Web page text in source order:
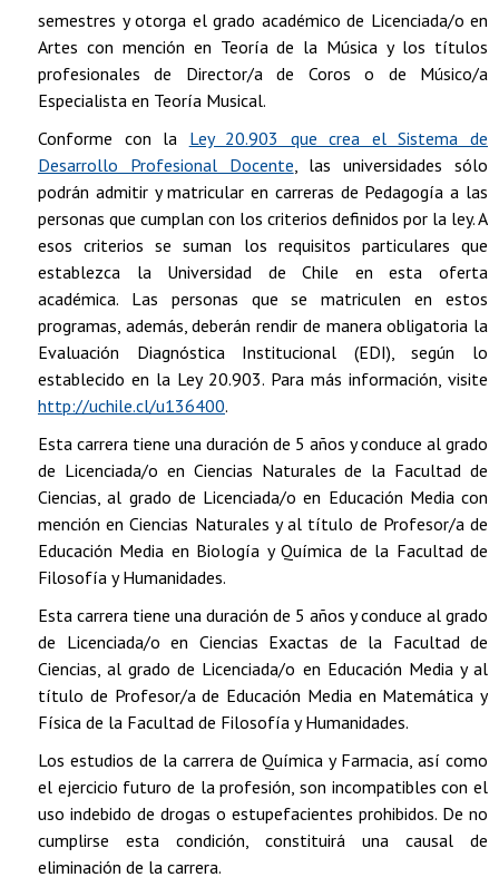
semestres y otorga el grado académico de Licenciada/o en
Artes con mención en Teoría de la Música y los títulos
profesionales de Director/a de Coros o de Músico/a
Especialista en Teoría Musical.
Conforme con la Ley 20.903 que crea el Sistema de
Desarrollo Profesional Docente, las universidades sólo
podrán admitir y matricular en carreras de Pedagogía a las
personas que cumplan con los criterios definidos por la ley. A
esos criterios se suman los requisitos particulares que
establezca la Universidad de Chile en esta oferta
académica. Las personas que se matriculen en estos
programas, además, deberán rendir de manera obligatoria la
Evaluación Diagnóstica Institucional (EDI), según lo
establecido en la Ley 20.903. Para más información, visite
http://uchile.cl/u136400.
Esta carrera tiene una duración de 5 años y conduce al grado
de Licenciada/o en Ciencias Naturales de la Facultad de
Ciencias, al grado de Licenciada/o en Educación Media con
mención en Ciencias Naturales y al título de Profesor/a de
Educación Media en Biología y Química de la Facultad de
Filosofía y Humanidades.
Esta carrera tiene una duración de 5 años y conduce al grado
de Licenciada/o en Ciencias Exactas de la Facultad de
Ciencias, al grado de Licenciada/o en Educación Media y al
título de Profesor/a de Educación Media en Matemática y
Física de la Facultad de Filosofía y Humanidades.
Los estudios de la carrera de Química y Farmacia, así como
el ejercicio futuro de la profesión, son incompatibles con el
uso indebido de drogas o estupefacientes prohibidos. De no
cumplirse esta condición, constituirá una causal de
eliminación de la carrera.